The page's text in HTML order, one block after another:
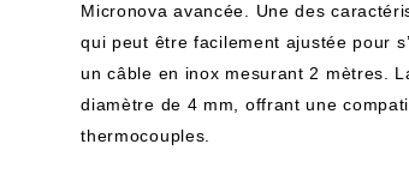
Micronova avancée. Une des
qui peut être ​facilement ajustée pour
un câble en inox mesurant 2 mètres.
diamètre de 4 mm, offrant une
thermocouples.